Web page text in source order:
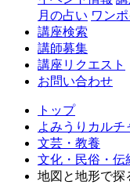
月の占い ワン
講座検索
講師募集
講座リクエスト
お問い合わせ
トップ
よみうりカルチ
文芸・教養
文化・民俗・伝
地図と地形で探